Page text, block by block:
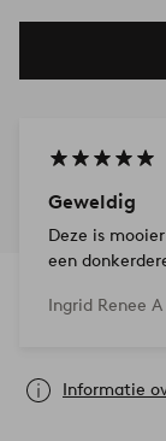
Geweldig
Deze is
een
Ingrid Renee
Informatie